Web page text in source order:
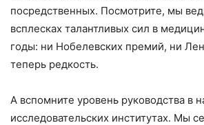
посредственных. Посмотрите, мы
всплесках талантливых сил в
годы: ни Нобелевских премий, ни
теперь редкость.
А вспомните уровень руководства в
исследовательских институтах. Мы